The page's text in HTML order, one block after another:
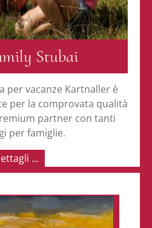
Stubai
per vacanze Kartnaller è
per la comprovata qualità
partner con tanti
per famiglie.
...